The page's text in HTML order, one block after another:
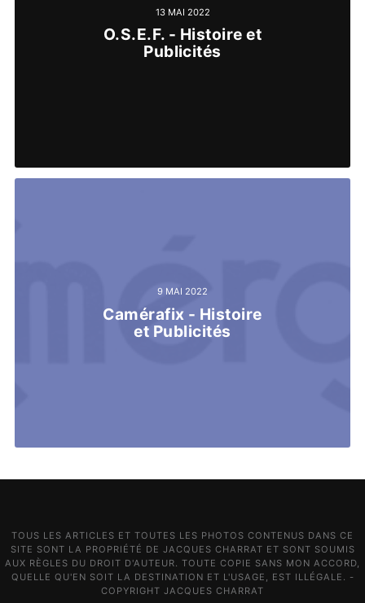
13 MAI 2022
O.S.E.F. - Histoire et
Publicités
9 MAI 2022
Camérafix - Histoire
et Publicités
TOUS LES ARTICLES ET TOUTES LES PHOTOS CONTENUS DANS CE
SITE SONT LA PROPRIÉTÉ DE JACQUES CHARRAT ET SONT SOUMIS
AUX RÈGLES DU DROIT D'AUTEUR. TOUTE COPIE SANS MON ACCORD,
QUELLE QU'EN SOIT LA DESTINATION ET L'USAGE, EST ILLÉGALE. -
COPYRIGHT JACQUES CHARRAT